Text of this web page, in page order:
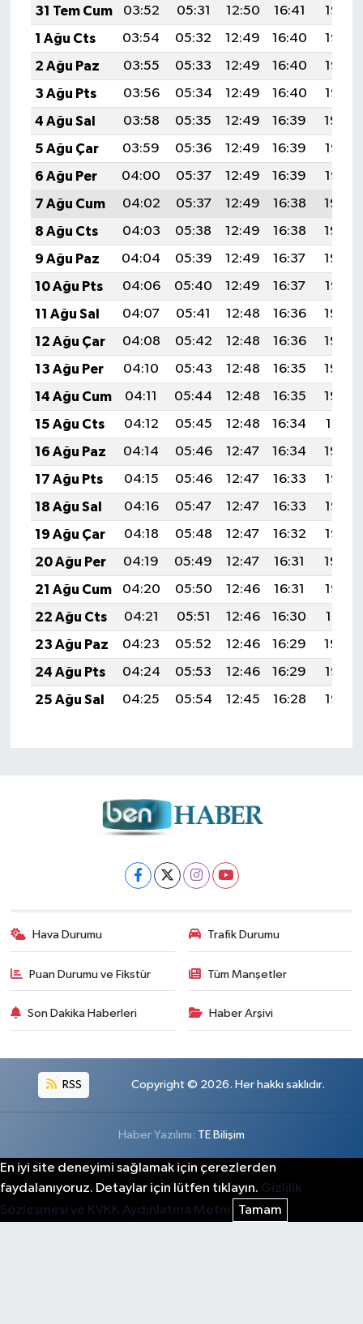
31 Tem Cum
03:52 05:31 12:50 16:41
19:58
1 Ağu Cts
03:54 05:32 12:49 16:40
19:57
2 Ağu Paz
03:55 05:33 12:49 16:40
19:56
3 Ağu Pts
03:56 05:34 12:49 16:40
19:55
4 Ağu Sal
03:58 05:35 12:49 16:39
19:54
5 Ağu Çar
03:59 05:36 12:49 16:39
19:53
6 Ağu Per
04:00 05:37 12:49 16:39
19:52
7 Ağu Cum
04:02 05:37 12:49 16:38
19:50
8 Ağu Cts
04:03 05:38 12:49 16:38
19:49
9 Ağu Paz
04:04 05:39 12:49 16:37
19:48
10 Ağu Pts
04:06 05:40 12:49 16:37
19:47
11 Ağu Sal
04:07 05:41 12:48 16:36
19:46
12 Ağu Çar
04:08 05:42 12:48 16:36
19:44
13 Ağu Per
04:10 05:43 12:48 16:35
19:43
14 Ağu Cum
04:11 05:44 12:48 16:35
19:42
15 Ağu Cts
04:12 05:45 12:48 16:34
19:41
16 Ağu Paz
04:14 05:46 12:47 16:34
19:39
17 Ağu Pts
04:15 05:46 12:47 16:33
19:38
18 Ağu Sal
04:16 05:47 12:47 16:33
19:37
19 Ağu Çar
04:18 05:48 12:47 16:32
19:35
20 Ağu Per
04:19 05:49 12:47 16:31
19:34
21 Ağu Cum
04:20 05:50 12:46 16:31
19:33
22 Ağu Cts
04:21 05:51 12:46 16:30
19:31
23 Ağu Paz
04:23 05:52 12:46 16:29
19:30
24 Ağu Pts
04:24 05:53 12:46 16:29
19:28
25 Ağu Sal
04:25 05:54 12:45 16:28 19:27
Hava Durumu Trafik Durumu
Puan Durumu ve Fikstür Tüm Manşetler
Son Dakika Haberleri Haber Arşivi
RSS Copyright © 2026. Her hakkı saklıdır.
Haber Yazılımı: TE Bilişim
En iyi site deneyimi sağlamak için çerezlerden
faydalanıyoruz. Detaylar için lütfen tıklayın. Gizlilik
Sözleşmesi ve KVKK Aydınlatma Metni
Tamam